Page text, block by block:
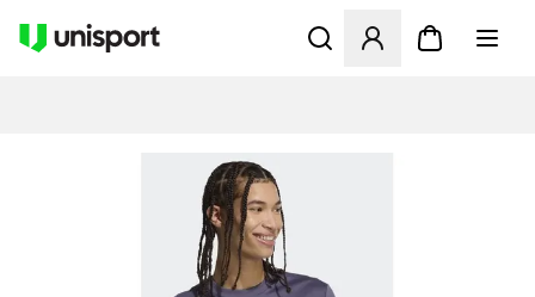
Opent een venster om in